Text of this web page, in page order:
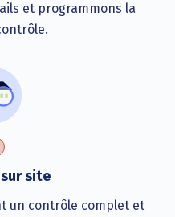
et programmons la
site
un contrôle complet et